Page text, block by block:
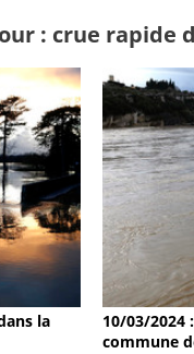
: crue rapide
la
10/03/2024
commune